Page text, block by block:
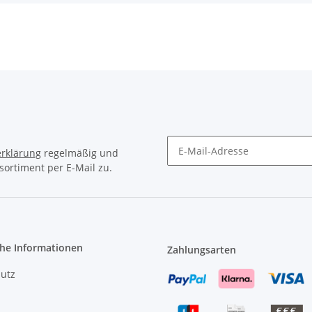
regelmäßig und
per E-Mail zu.
Informationen Zahlungsarten